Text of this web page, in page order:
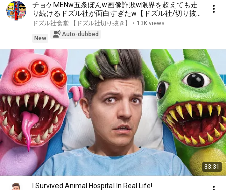
チョケMENw五条ぼんw画像詐欺w限界を超えても走
り続けるドズル社が面白すぎたw【ドズル社/切り抜
き】【ドズル/ぼんじゅうる/おおはらMEN/おんりー/
おらふくん/ネコおじ】
ドズル社食堂 【ドズル社切り抜き】 • 13K views
New
Auto-dubbed
33:31
I Survived Animal Hospital In Real Life!